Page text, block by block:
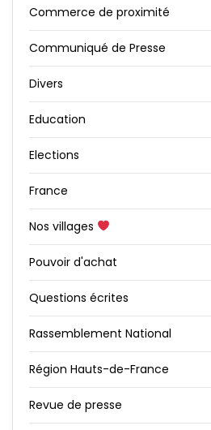
Commerce de proximité
Communiqué de Presse
Divers
Education
Elections
France
Nos villages
Pouvoir d'achat
Questions écrites
Rassemblement National
Région Hauts-de-France
Revue de presse